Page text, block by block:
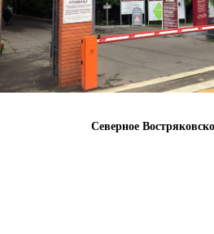
Северное